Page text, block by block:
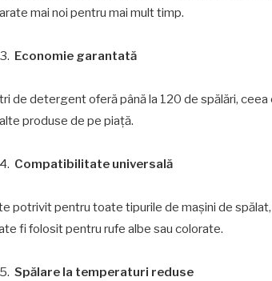
mai noi pentru mai mult timp.
Economie garantată
de detergent oferă până la 120 de spălări,
produse de pe piață.
Compatibilitate universală
potrivit pentru toate tipurile de mașini de
fi folosit pentru rufe albe sau colorate.
Spălare la temperaturi reduse